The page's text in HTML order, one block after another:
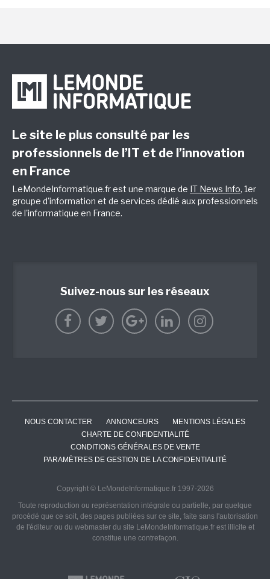
Le site le plus consulté par les
professionnels de l’IT et de l’innovation
en France
LeMondeInformatique.fr est une marque de IT News Info, 1er
groupe d'information et de services dédié aux professionnels
de l'informatique en France.
Suivez-nous sur les réseaux
NOUS CONTACTER ANNONCEURS
MENTIONS LÉGALES
CHARTE DE CONFIDENTIALITÉ
CONDITIONS GÉNÉRALES DE VENTE
PARAMÈTRES DE GESTION DE LA CONFIDENTIALITÉ
Copyright © LeMondeInformatique.fr 1997-2026
Toute reproduction ou représentation intégrale ou partielle, par quelque
procédé que ce soit, des pages publiées sur ce site, faite sans l'autorisation
de l'éditeur ou du webmaster du site LeMondeInformatique.fr est illicite et
constitue une contrefaçon.